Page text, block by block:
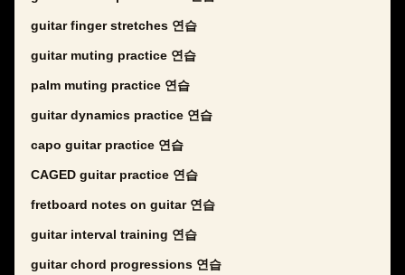
guitar finger stretches 연습
guitar muting practice 연습
palm muting practice 연습
guitar dynamics practice 연습
capo guitar practice 연습
CAGED guitar practice 연습
fretboard notes on guitar 연습
guitar interval training 연습
guitar chord progressions 연습